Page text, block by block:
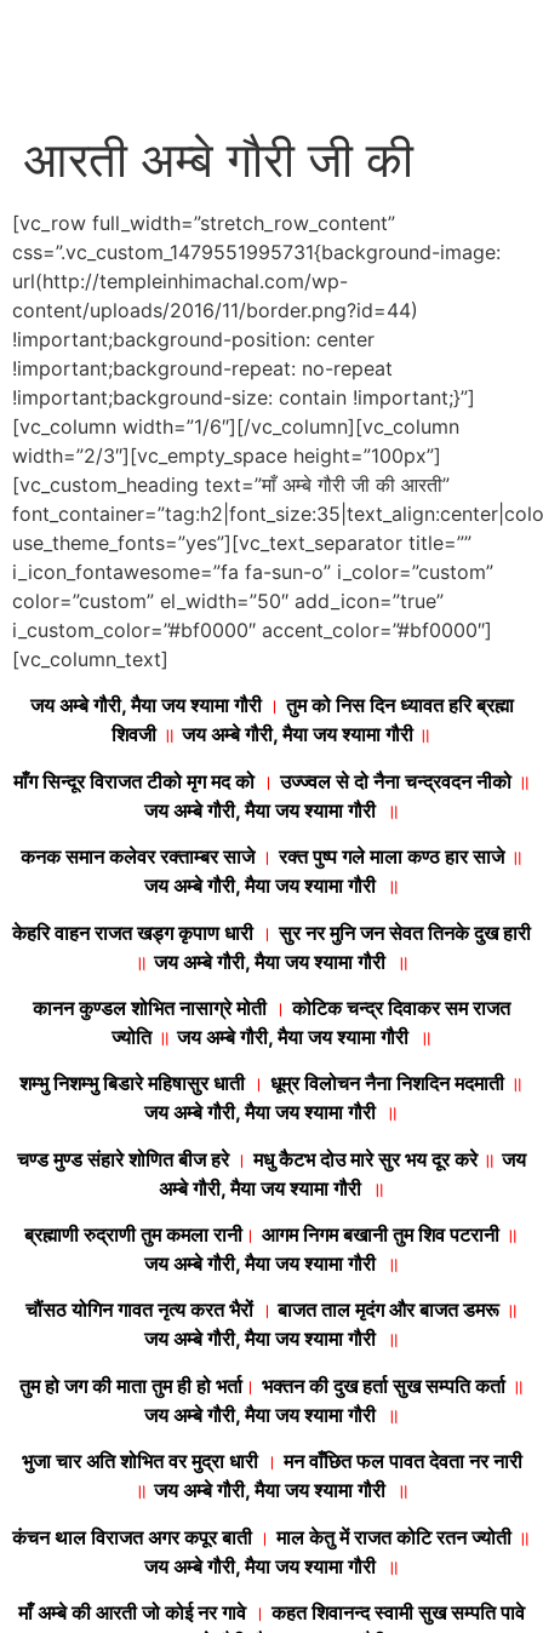
आरती अम्बे गौरी जी की
[vc_row full_width=”stretch_row_content”
css=”.vc_custom_1479551995731{background-image:
url(http://templeinhimachal.com/wp-
content/uploads/2016/11/border.png?id=44)
!important;background-position: center
!important;background-repeat: no-repeat
!important;background-size: contain !important;}”]
[vc_column width=”1/6″][/vc_column][vc_column
width=”2/3″][vc_empty_space height=”100px”]
[vc_custom_heading text=”माँ अम्बे गौरी जी की आरती”
use_theme_fonts=”yes”][vc_text_separator title=””
i_icon_fontawesome=”fa fa-sun-o” i_color=”custom”
color=”custom” el_width=”50″ add_icon=”true”
i_custom_color=”#bf0000″ accent_color=”#bf0000″]
[vc_column_text]
जय अम्बे गौरी, मैया जय श्यामा गौरी । तुम को निस दिन ध्यावत हरि ब्रह्मा
शिवजी ॥ जय अम्बे गौरी, मैया जय श्यामा गौरी ॥
माँग सिन्दूर विराजत टीको मृग मद को । उज्ज्वल से दो नैना चन्द्रवदन नीको ॥
जय अम्बे गौरी, मैया जय श्यामा गौरी ॥
कनक समान कलेवर रक्ताम्बर साजे । रक्त पुष्प गले माला कण्ठ हार साजे ॥
जय अम्बे गौरी, मैया जय श्यामा गौरी ॥
केहरि वाहन राजत खड्ग कृपाण धारी । सुर नर मुनि जन सेवत तिनके दुख हारी
॥ जय अम्बे गौरी, मैया जय श्यामा गौरी ॥
कानन कुण्डल शोभित नासाग्रे मोती । कोटिक चन्द्र दिवाकर सम राजत
ज्योति ॥ जय अम्बे गौरी, मैया जय श्यामा गौरी ॥
शम्भु निशम्भु बिडारे महिषासुर धाती । धूम्र विलोचन नैना निशदिन मदमाती ॥
जय अम्बे गौरी, मैया जय श्यामा गौरी ॥
चण्ड मुण्ड संहारे शोणित बीज हरे । मधु कैटभ दोउ मारे सुर भय दूर करे ॥ जय
अम्बे गौरी, मैया जय श्यामा गौरी ॥
ब्रह्माणी रुद्राणी तुम कमला रानी। आगम निगम बखानी तुम शिव पटरानी ॥
जय अम्बे गौरी, मैया जय श्यामा गौरी ॥
चौंसठ योगिन गावत नृत्य करत भैरों । बाजत ताल मृदंग और बाजत डमरू ॥
जय अम्बे गौरी, मैया जय श्यामा गौरी ॥
तुम हो जग की माता तुम ही हो भर्ता। भक्तन की दुख हर्ता सुख सम्पति कर्ता ॥
जय अम्बे गौरी, मैया जय श्यामा गौरी ॥
भुजा चार अति शोभित वर मुद्रा धारी । मन वाँछित फल पावत देवता नर नारी
॥ जय अम्बे गौरी, मैया जय श्यामा गौरी ॥
कंचन थाल विराजत अगर कपूर बाती । माल केतु में राजत कोटि रतन ज्योती ॥
जय अम्बे गौरी, मैया जय श्यामा गौरी ॥
माँ अम्बे की आरती जो कोई नर गावे । कहत शिवानन्द स्वामी सुख सम्पति पावे